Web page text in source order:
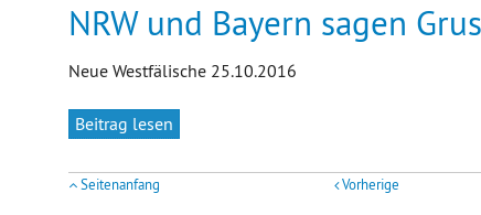
NRW und Bayern sagen
Neue Westfälische 25.10.2016
Beitrag lesen
Seitenanfang Vorherige